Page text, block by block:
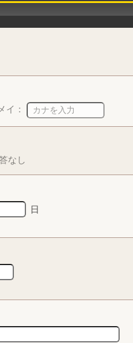
メイ：
なし
日